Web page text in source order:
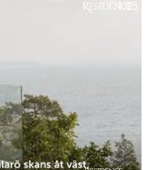
1:05